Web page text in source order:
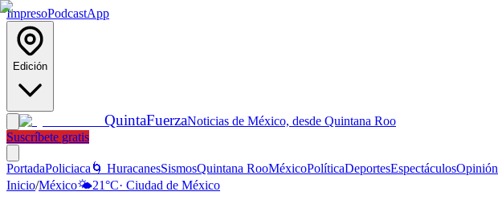
ImpresoPodcastApp
Edición
QuintaFuerzaNoticias de México, desde Quintana Roo
Suscríbete gratis
PortadaPoliciaca 🌀 HuracanesSismosQuintana RooMéxicoPolíticaDeportesEspectáculosOpinión
Inicio/México🌤️21°C· Ciudad de México